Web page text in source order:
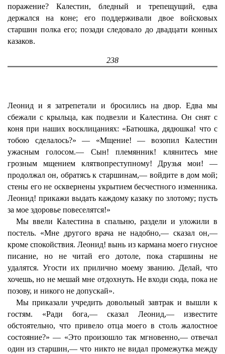
поражение? Калестин, бледный и трепещущий, едва
держался на коне; его поддерживали двое войсковых
старшин полка его; позади следовало до двадцати конных
казаков.
238
Леонид и я затрепетали и бросились на двор. Едва мы
сбежали с крыльца, как подвезли и Калестина. Он снят с
коня при наших восклицаниях: «Батюшка, дядюшка! что с
тобою сделалось?» — «Мщение! — возопил Калестин
ужасным голосом.— Сын! племянник! клянитесь мне
грозным мщением клятвопреступному! Друзья мои! —
продолжал он, обратясь к старшинам,— войдите в дом мой;
стены его не осквернены укрытием бесчестного изменника.
Леонид! прикажи выдать каждому казаку по злотому; пусть
за мое здоровье повеселятся!»
Мы ввели Калестина в спальню, раздели и уложили в
постель. «Мне другого врача не надобно,— сказал он,—
кроме спокойствия. Леонид! вынь из кармана моего гнусное
писание, но не читай его дотоле, пока старшины не
удалятся. Угости их прилично моему званию. Делай, что
хочешь, но не мешай мне отдохнуть. Не входи сюда, пока не
позову, и никого не допускай».
Мы приказали учредить довольный завтрак и вышли к
гостям. «Ради бога,— сказал Леонид,— известите
обстоятельно, что привело отца моего в столь жалостное
состояние?» — «Это произошло так мгновенно,— отвечал
один из старшин,— что никто не видал промежутка между